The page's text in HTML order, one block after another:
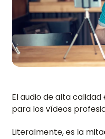
El audio de alta
para los vídeos
Literalmente, es la